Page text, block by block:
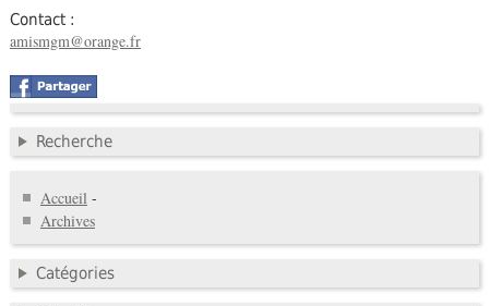
Contact :
amismgm@orange.fr
Recherche
Accueil -
Archives
Catégories